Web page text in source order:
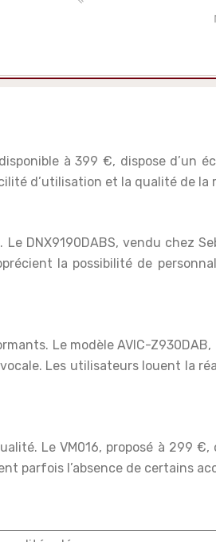
à 399 €, dispose d’un
d’utilisation et la qualité de la
DNX9190DABS, vendu chez
la possibilité de
Le modèle AVIC-
Les utilisateurs louent la
Le VM016, proposé à 299
parfois l’absence de certains